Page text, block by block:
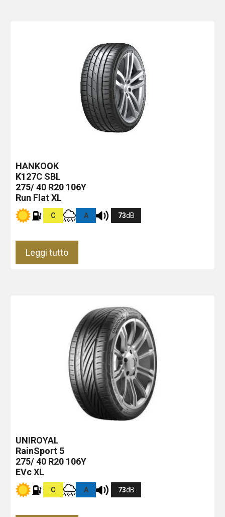
HANKOOK
K127C SBL
275/ 40 R20 106Y
Run Flat XL
C A 73dB
Leggi tutto
UNIROYAL
RainSport 5
275/ 40 R20 106Y
EVc XL
C A 73dB